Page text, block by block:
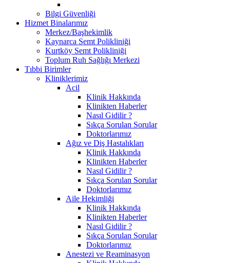
Bilgi Güvenliği
Hizmet Binalarımız
Merkez/Başhekimlik
Kaynarca Semt Polikliniği
Kurtköy Semt Polikliniği
Toplum Ruh Sağlığı Merkezi
Tıbbi Birimler
Kliniklerimiz
Acil
Klinik Hakkında
Klinikten Haberler
Nasıl Gidilir ?
Sıkça Sorulan Sorular
Doktorlarımız
Ağız ve Diş Hastalıkları
Klinik Hakkında
Klinikten Haberler
Nasıl Gidilir ?
Sıkça Sorulan Sorular
Doktorlarımız
Aile Hekimliği
Klinik Hakkında
Klinikten Haberler
Nasıl Gidilir ?
Sıkça Sorulan Sorular
Doktorlarımız
Anestezi ve Reaminasyon